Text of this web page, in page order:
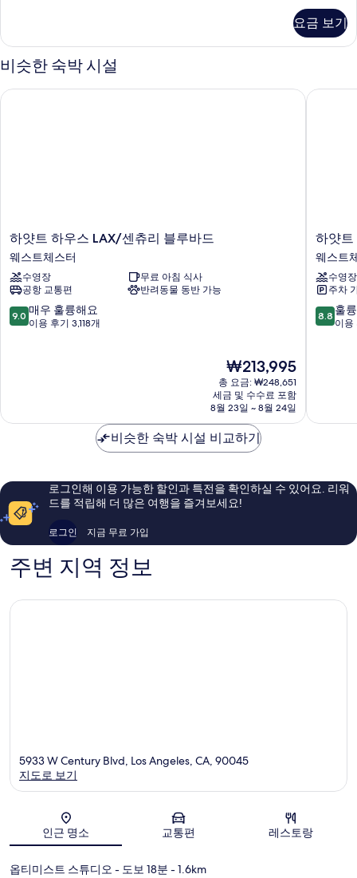
(Mobility/Hearing
Access,
Roll-
In
기
침
대
(여
개)
요금 보기
비슷한 숙박 시설
하
얏
트
하
우
스
LAX/
드
체
터
하얏트 하우스 LAX/센츄리 블루바드
웨스트체스터
수영장
무료 아침 식사
공항 교통편
반려동물 동반 가능
10
점
우
요,
용
후
개
9.0 매우 훌륭해요
이용 후기 3,118개
현
재
요
금
₩213,995
₩213,995
총 요금: ₩248,651
세금 및 수수료 포함
8월 23일 ~ 8월 24일
하얏트 하우스 LAX/센츄리 블루바드
하
얏
트
리
젠
시
로
터
에
어
하얏트
웨스트
수영장
주차
10
점
륭
용
후
8.8 훌
이용
하얏트
비슷한 숙박 시설 비교하기
로그인해 이용 가능한 할인과 특전을 확인하실 수 있어요. 리워
드를 적립해 더 많은 여행을 즐겨보세요!
로그인 지금 무료 가입
주변 지역 정보
지도
5933 W Century Blvd, Los Angeles, CA, 90045
지도로 보기
인근 명소 교통편 레스토랑
옵티미스트 스튜디오 - 도보 18분 - 1.6km